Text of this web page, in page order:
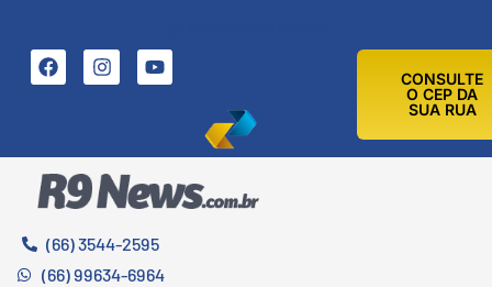
CONSULTE
O CEP DA
SUA RUA
(66) 3544-2595
(66) 99634-6964